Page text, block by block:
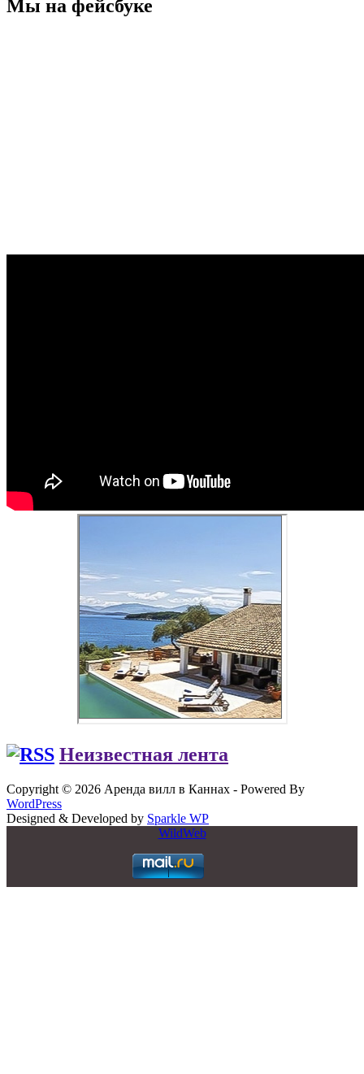
Мы на фейсбуке
Неизвестная лента
Copyright © 2026 Аренда вилл в Каннах - Powered By
WordPress
Designed & Developed by Sparkle WP
WildWeb